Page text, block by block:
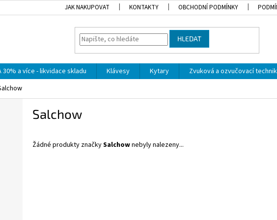
JAK NAKUPOVAT KONTAKTY OBCHODNÍ PODMÍNKY
HLEDAT
30% a více - likvidace skladu Klávesy Kytary Zvuková a ozvučovací
Salchow
Žádné produkty značkySalchownebyly nalezeny...